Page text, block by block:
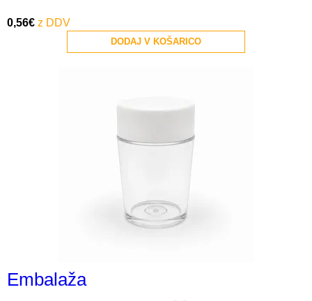
0,56€
DODAJ V KOŠARICO
Embalaža